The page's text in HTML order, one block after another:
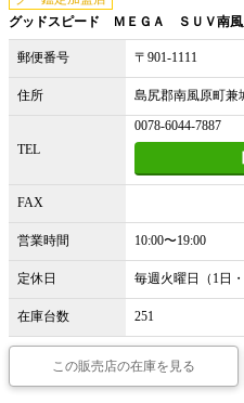
グッドスピード ＭＥＧＡ ＳＵＶ南風
郵便番号 〒901-1111
住所 島尻郡南風原町兼
TEL
0078-6044-7887
FAX
営業時間 10:00〜19:00
定休日 毎週火曜日（1日
在庫台数 251
この販売店の在庫を見る